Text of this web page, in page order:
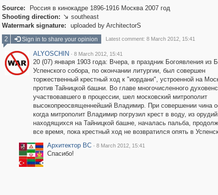
Source:
Россия в кинокадре 1896-1916 Москва 2007 год
Shooting direction:  southeast
Watermark signature:
uploaded by ArchitectorS
2
Sign in to share your opinion Latest comment: 8 March 2012, 15:41
ALYOSCHIN · 8 March 2012, 15:41
20 (07) января 1903 года: Вчера, в праздник Богоявления из
Успенского собора, по окончании литургии, был совершен
торжественный крестный ход к "иордани", устроенной на
против Тайницкой башни. Во главе многочисленного
участвовавшего в процессии, шел московский митрополит
высокопреосвященнейший Владимир. При совершении чина
когда митрополит Владимир погрузил крест в воду, из
находящихся на Тайницкой башне, началась пальба,
все время, пока крестный ход не возвратился опять в
Архитектор ВС · 8 March 2012, 15:41
Спасибо!